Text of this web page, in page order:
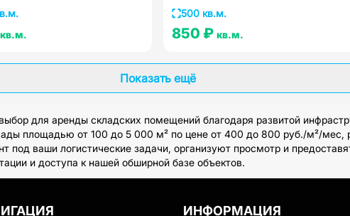
кв.м.
500 кв.м.
850 ₽ кв.м.
Показать ещё
для аренды складских помещений благодаря развитой
площадью от 100 до 5 000 м² по цене от 400 до 800 руб./м²/мес,
под ваши логистические задачи, организуют просмотр и
и доступа к нашей обширной базе объектов.
ИНФОРМАЦИЯ